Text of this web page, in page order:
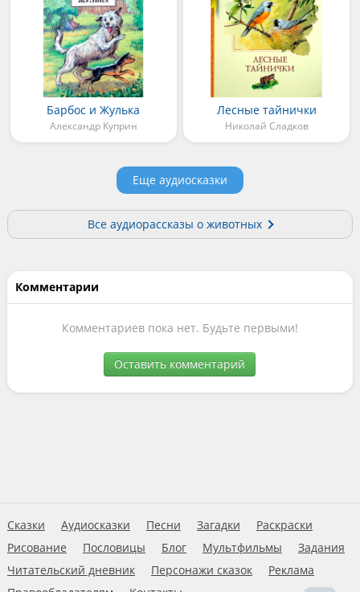
Барбос и Жулька
Александр Куприн
Лесные тайнички
Николай Сладков
Еще аудиосказки
Все аудиорассказы о животных
Комментарии
Комментариев пока нет. Будьте первыми!
Оставить комментарий
Сказки Аудиосказки Песни Загадки
Раскраски
Рисование
Пословицы Блог Мультфильмы
Задания
Читательский дневник
Персонажи сказок
Реклама